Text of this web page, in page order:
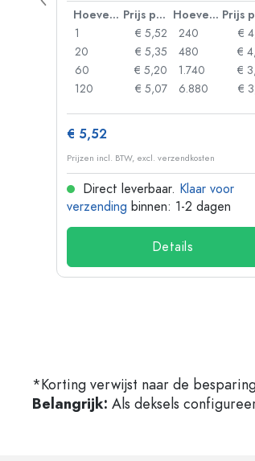
Hoeveelheid Prijs per eenheid Hoeveelheid
1
€ 5,52
20
€ 5,35
60
€ 5,20
120
€ 5,07
240
€
480
€
1.740
€
6.880
€
€ 5,52
Prijzen incl. BTW, excl. verzendkosten
Direct leverbaar. Klaar voor
verzending binnen: 1-2 dagen
Details
*Korting verwijst naar de
Belangrijk: Als deksels